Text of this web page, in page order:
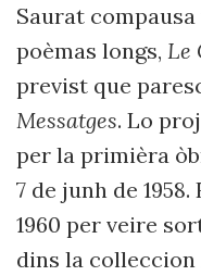
Saurat compausa
poèmas longs, Le
previst que
Messatges. Lo
per la primièra
7 de junh de
1960 per veire
dins la colleccion